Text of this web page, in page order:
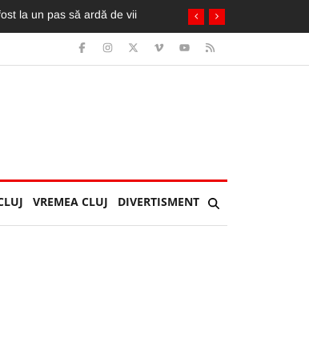
de pompieri din taxi
VREMEA CLUJ DIVERTISMENT